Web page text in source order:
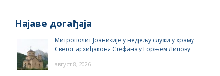
Најаве догађаја
Митрополит Јоаникије у недјељу служи у храму
Светог архиђакона Стефана у Горњем Липову
август 8, 2026